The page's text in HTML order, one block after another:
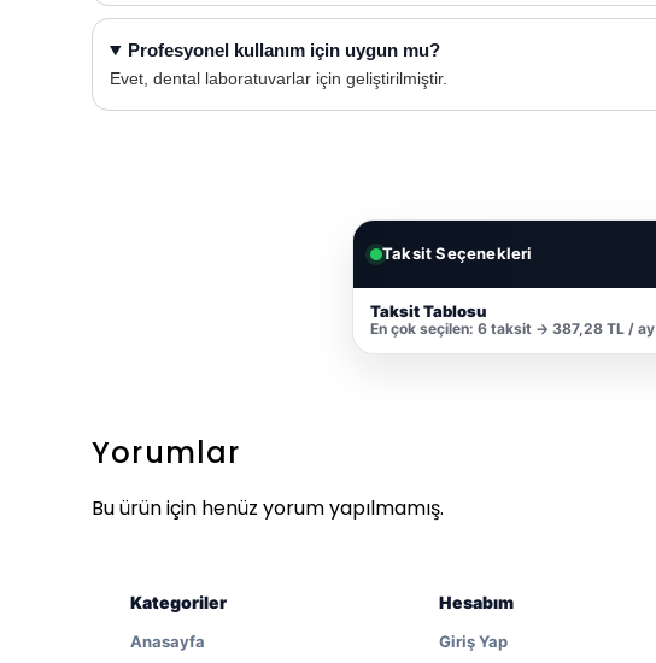
Profesyonel kullanım için uygun mu?
Evet, dental laboratuvarlar için geliştirilmiştir.
Taksit Seçenekleri
Taksit Tablosu
En çok seçilen: 6 taksit → 387,28 TL / ay
Yorumlar
Bu ürün için henüz yorum yapılmamış.
Kategoriler
Anasayfa
Hesabım
Giriş Yap